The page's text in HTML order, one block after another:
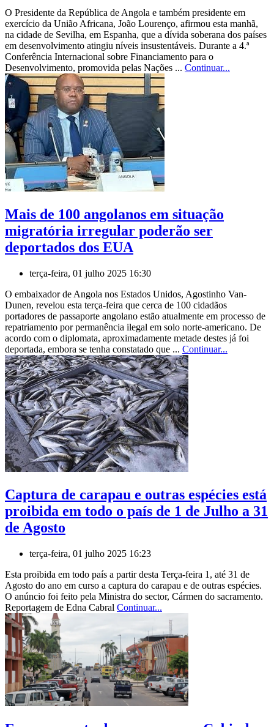
O Presidente da República de Angola e também presidente em
exercício da União Africana, João Lourenço, afirmou esta manhã,
na cidade de Sevilha, em Espanha, que a dívida soberana dos países
em desenvolvimento atingiu níveis insustentáveis. Durante a 4.ª
Conferência Internacional sobre Financiamento para o
Desenvolvimento, promovida pelas Nações ... Continuar...
Mais de 100 angolanos em situação
migratória irregular poderão ser
deportados dos EUA
terça-feira, 01 julho 2025 16:30
O embaixador de Angola nos Estados Unidos, Agostinho Van-
Dunen, revelou esta terça-feira que cerca de 100 cidadãos
portadores de passaporte angolano estão atualmente em processo de
repatriamento por permanência ilegal em solo norte-americano. De
acordo com o diplomata, aproximadamente metade destes já foi
deportada, embora se tenha constatado que ... Continuar...
Captura de carapau e outras espécies está
proibida em todo o país de 1 de Julho a 31
de Agosto
terça-feira, 01 julho 2025 16:23
Esta proibida em todo país a partir desta Terça-feira 1, até 31 de
Agosto do ano em curso a captura do carapau e de outras espécies.
O anúncio foi feito pela Ministra do sector, Cármen do sacramento.
Reportagem de Edna Cabral Continuar...